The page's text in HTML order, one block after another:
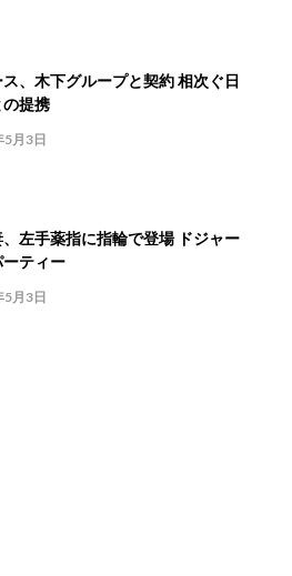
ス、木下グループと契約 相次ぐ日
提携
月3日
左手薬指に指輪で登場 ドジャー
ーティー
月3日